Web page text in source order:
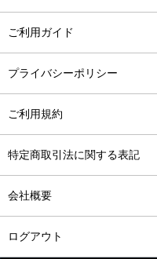
ご利用ガイド
プライバシーポリシー
ご利用規約
特定商取引法に関する表記
会社概要
ログアウト